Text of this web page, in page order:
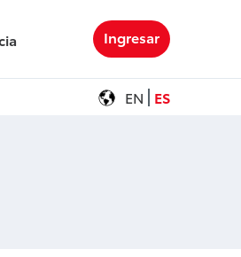
Ingresar
EN ES